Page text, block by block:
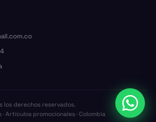
los derechos reservados.
Artículos promocionales · Colombia